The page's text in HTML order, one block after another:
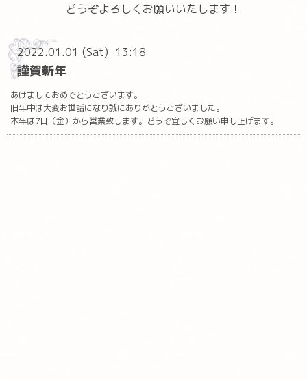
どうぞよろしくお願いいたします！
2022.01.01 (Sat) 13:18
謹賀新年
あけましておめでとうございます。
旧年中は大変お世話になり誠にありがとうございました。
本年は7日（金）から営業致します。どうぞ宜しくお願い申し上げます。